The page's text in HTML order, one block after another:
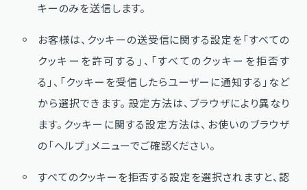
キーのみを送信します。
お客様は、クッキーの送受信に関する設定を「すべての
クッキーを許可する」、「すべてのクッキーを拒否す
る」、「クッキーを受信したらユーザーに通知する」など
から選択できます。 設定方法は、ブラウザにより異なり
ます。クッキーに関する設定方法は、お使いのブラウザ
の「ヘルプ」メニューでご確認ください。
すべてのクッキーを拒否する設定を選択されますと、認